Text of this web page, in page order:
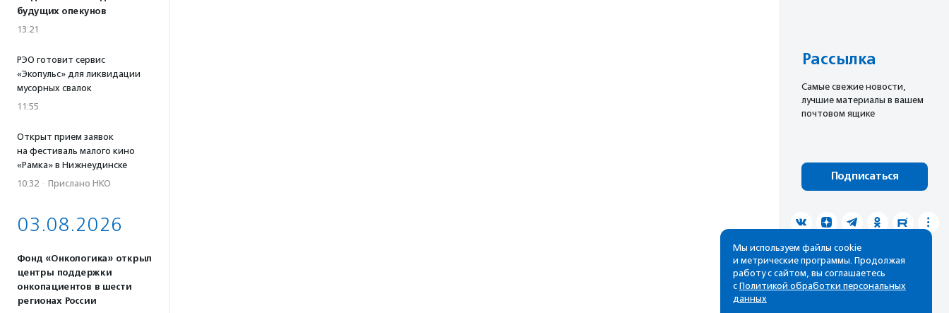
будущих опекунов
13:21
РЭО готовит сервис
«Экопульс» для ликвидации
мусорных свалок
11:55
Открыт прием заявок
на фестиваль малого кино
«Рамка» в Нижнеудинске
10:32 · Прислано НКО
03.08.2026
Фонд «Онкологика» открыл
центры поддержки
онкопациентов в шести
регионах России
Рассылка
Cамые свежие новости,
лучшие материалы в вашем
почтовом ящике
Подписаться
Мы используем файлы cookie
и метрические программы. Продолжая
работу с сайтом, вы соглашаетесь
с Политикой обработки персональных
данных